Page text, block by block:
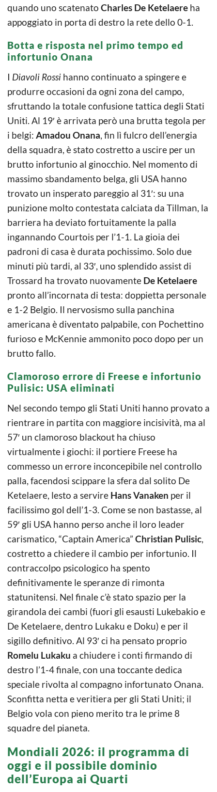
quando uno scatenato Charles De Ketelaere ha
appoggiato in porta di destro la rete dello 0-1.
Botta e risposta nel primo tempo ed
infortunio Onana
I Diavoli Rossi hanno continuato a spingere e
produrre occasioni da ogni zona del campo,
sfruttando la totale confusione tattica degli Stati
Uniti. Al 19′ è arrivata però una brutta tegola per
i belgi: Amadou Onana, fin lì fulcro dell’energia
della squadra, è stato costretto a uscire per un
brutto infortunio al ginocchio. Nel momento di
massimo sbandamento belga, gli USA hanno
trovato un insperato pareggio al 31′: su una
punizione molto contestata calciata da Tillman, la
barriera ha deviato fortuitamente la palla
ingannando Courtois per l’1-1. La gioia dei
padroni di casa è durata pochissimo. Solo due
minuti più tardi, al 33′, uno splendido assist di
Trossard ha trovato nuovamente De Ketelaere
pronto all’incornata di testa: doppietta personale
e 1-2 Belgio. Il nervosismo sulla panchina
americana è diventato palpabile, con Pochettino
furioso e McKennie ammonito poco dopo per un
brutto fallo.
Clamoroso errore di Freese e infortunio
Pulisic: USA eliminati
Nel secondo tempo gli Stati Uniti hanno provato a
rientrare in partita con maggiore incisività, ma al
57′ un clamoroso blackout ha chiuso
virtualmente i giochi: il portiere Freese ha
commesso un errore inconcepibile nel controllo
palla, facendosi scippare la sfera dal solito De
Ketelaere, lesto a servire Hans Vanaken per il
facilissimo gol dell’1-3. Come se non bastasse, al
59′ gli USA hanno perso anche il loro leader
carismatico, “Captain America” Christian Pulisic,
costretto a chiedere il cambio per infortunio. Il
contraccolpo psicologico ha spento
definitivamente le speranze di rimonta
statunitensi. Nel finale c’è stato spazio per la
girandola dei cambi (fuori gli esausti Lukebakio e
De Ketelaere, dentro Lukaku e Doku) e per il
sigillo definitivo. Al 93′ ci ha pensato proprio
Romelu Lukaku a chiudere i conti firmando di
destro l’1-4 finale, con una toccante dedica
speciale rivolta al compagno infortunato Onana.
Sconfitta netta e veritiera per gli Stati Uniti; il
Belgio vola con pieno merito tra le prime 8
squadre del pianeta.
Mondiali 2026: il programma di
oggi e il possibile dominio
dell’Europa ai Quarti